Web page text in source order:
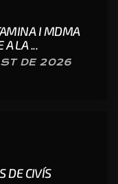
I MDMA
A LA ...
DE 2026
DE CIVÍS